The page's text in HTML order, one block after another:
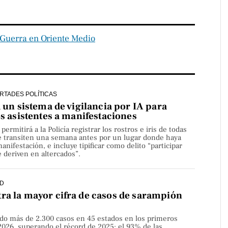
Guerra en Oriente Medio
POLÍTICAS
sistema de vigilancia por IA para
asistentes a manifestaciones
a la Policía registrar los rostros e iris de todas
transiten una semana antes por un lugar donde haya
e incluye tipificar como delito “participar
en altercados”.
la mayor cifra de casos de sarampión
más de 2.300 casos en 45 estados en los primeros